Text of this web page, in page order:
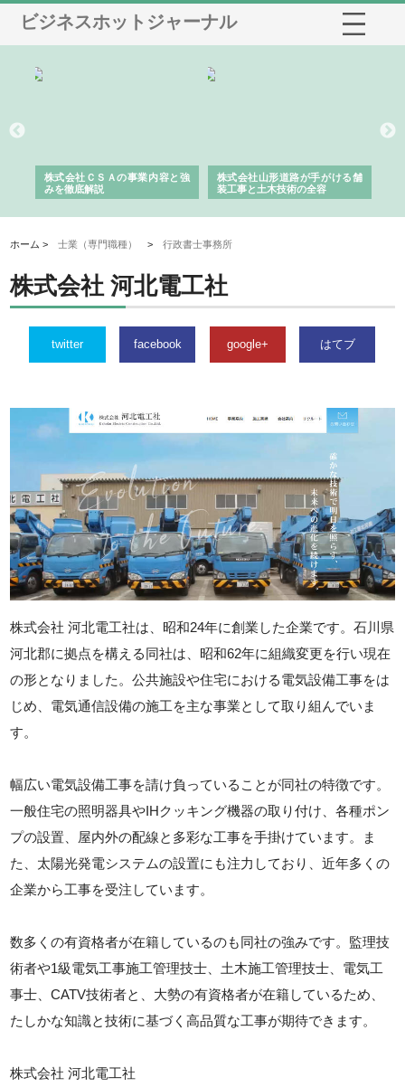
ビジネスホットジャーナル
株式会社ＣＳＡの事業内容と強
みを徹底解説
株式会社山形道路が手がける舗
装工事と土木技術の全容
ホーム >士業（専門職種） >行政書士事務所
株式会社 河北電工社
twitter facebook google+ はてブ
株式会社 河北電工社は、昭和24年に創業した企業です。石川県
河北郡に拠点を構える同社は、昭和62年に組織変更を行い現在
の形となりました。公共施設や住宅における電気設備工事をは
じめ、電気通信設備の施工を主な事業として取り組んでいま
す。
幅広い電気設備工事を請け負っていることが同社の特徴です。
一般住宅の照明器具やIHクッキング機器の取り付け、各種ポン
プの設置、屋内外の配線と多彩な工事を手掛けています。ま
た、太陽光発電システムの設置にも注力しており、近年多くの
企業から工事を受注しています。
数多くの有資格者が在籍しているのも同社の強みです。監理技
術者や1級電気工事施工管理技士、土木施工管理技士、電気工
事士、CATV技術者と、大勢の有資格者が在籍しているため、
たしかな知識と技術に基づく高品質な工事が期待できます。
株式会社 河北電工社